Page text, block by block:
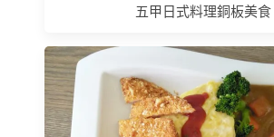
五甲日式料理銅板美食